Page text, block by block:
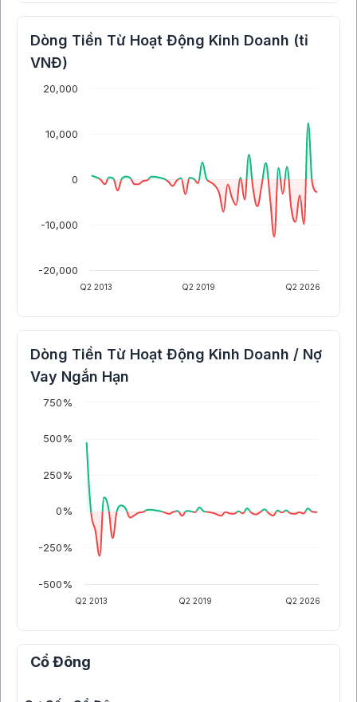
Dòng Tiền Từ Hoạt Động Kinh Doanh (tỉ
VNĐ)
Q2 2013 Q2 2019 Q2 2026
-20,000
-10,000
0
10,000
20,000
Dòng Tiền Từ Hoạt Động Kinh Doanh / Nợ
Vay Ngắn Hạn
Q2 2013 Q2 2019 Q2 2026
-500%
-250%
0%
250%
500%
750%
Cổ Đông